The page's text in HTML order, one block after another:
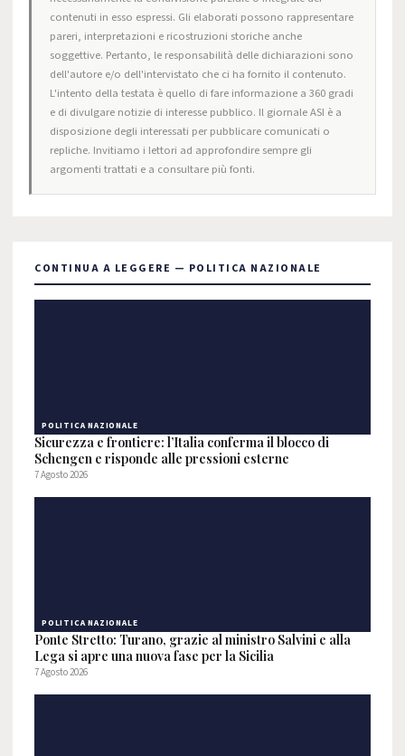
contenuti in esso espressi. Gli elaborati possono rappresentare
pareri, interpretazioni e ricostruzioni storiche anche
soggettive. Pertanto, le responsabilità delle dichiarazioni sono
dell'autore e/o dell'intervistato che ci ha fornito il contenuto.
L'intento della testata è quello di fare informazione a 360 gradi
e di divulgare notizie di interesse pubblico. Il giornale ASI è a
disposizione degli interessati per pubblicare comunicati o
repliche. Invitiamo i lettori ad approfondire sempre gli
argomenti trattati e a consultare più fonti.
CONTINUA A LEGGERE — POLITICA NAZIONALE
POLITICA NAZIONALE
Sicurezza e frontiere: l’Italia conferma il blocco di
Schengen e risponde alle pressioni esterne
7 Agosto 2026
POLITICA NAZIONALE
Ponte Stretto: Turano, grazie al ministro Salvini e alla
Lega si apre una nuova fase per la Sicilia
7 Agosto 2026